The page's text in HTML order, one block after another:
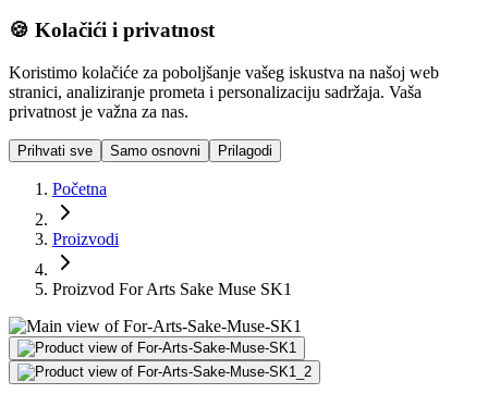
🍪 Kolačići i privatnost
Koristimo kolačiće za poboljšanje vašeg iskustva na našoj web
stranici, analiziranje prometa i personalizaciju sadržaja. Vaša
privatnost je važna za nas.
Prihvati sve Samo osnovni Prilagodi
Početna
Proizvodi
Proizvod For Arts Sake Muse SK1